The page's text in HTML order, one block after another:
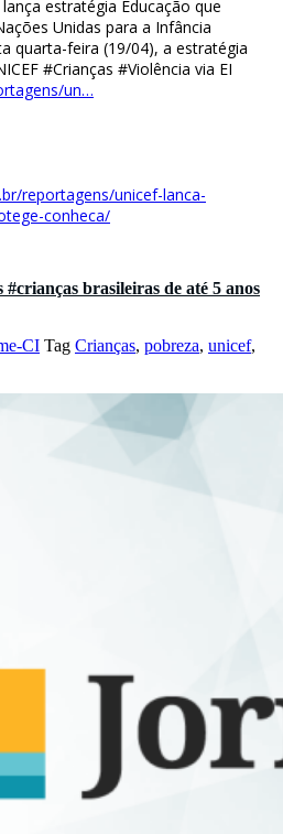
estratégia Educação que
Unidas para a Infância
quarta-feira (19/04), a estratégia
#Crianças #Violência via EI
un…
reportagens/unicef-lanca-
conheca/
brasileiras de até 5 anos
CI Tag Crianças, pobreza, unicef,